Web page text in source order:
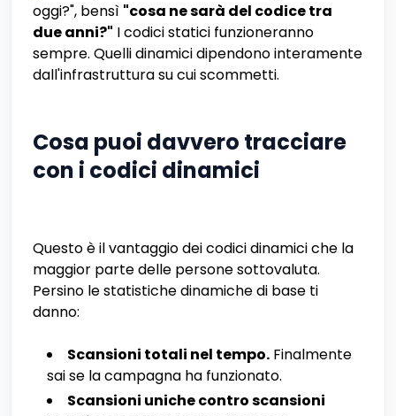
oggi?", bensì "cosa ne sarà del codice tra
due anni?" I codici statici funzioneranno
sempre. Quelli dinamici dipendono interamente
dall'infrastruttura su cui scommetti.
Cosa puoi davvero tracciare
con i codici dinamici
Questo è il vantaggio dei codici dinamici che la
maggior parte delle persone sottovaluta.
Persino le statistiche dinamiche di base ti
danno:
Scansioni totali nel tempo. Finalmente
sai se la campagna ha funzionato.
Scansioni uniche contro scansioni